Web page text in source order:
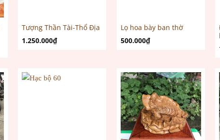
Tượng Thần Tài-Thổ Địa
1.250.000₫
Lọ hoa bày ban thờ
500.000₫